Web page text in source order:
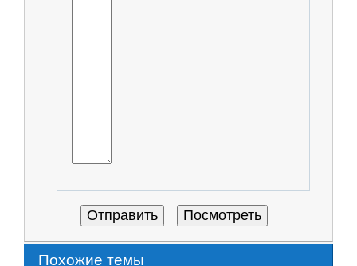
Похожие темы